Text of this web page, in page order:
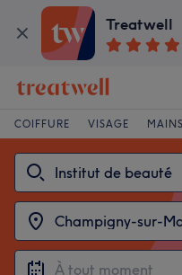
Treatwell
COIFFURE VISAGE